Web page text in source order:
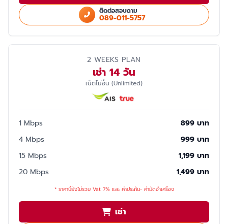
ติดต่อสอบถาม
089-011-5757
2 WEEKS PLAN
เช่า 14 วัน
เน็ตไม่อั้น (Unlimited)
1 Mbps
899 บาท
4 Mbps
999 บาท
15 Mbps
1,199 บาท
20 Mbps
1,499 บาท
* ราคานี้ยังไม่รวม Vat 7% และ ค่าประกัน- ค่ามัดจำเครื่อง
เช่า